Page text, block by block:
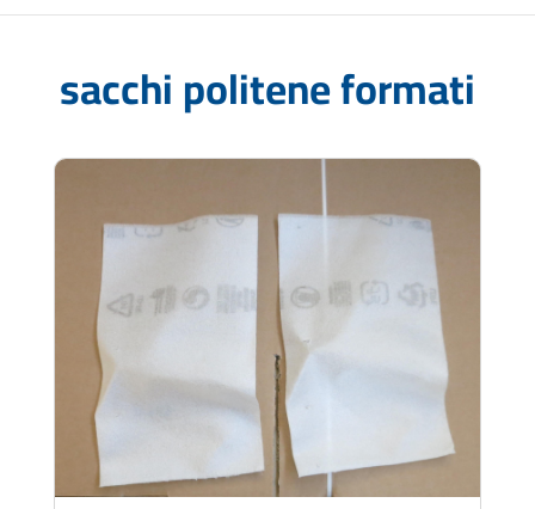
sacchi politene formati